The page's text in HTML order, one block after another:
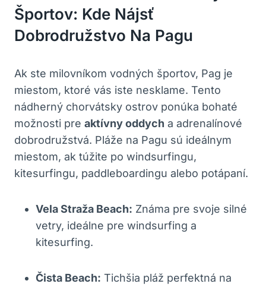
Športov: Kde Nájsť
Dobrodružstvo Na Pagu
Ak ste milovníkom vodných športov, Pag je
miestom, ktoré vás iste nesklame. Tento
nádherný chorvátsky ostrov ponúka bohaté
možnosti pre aktívny oddych a adrenalínové
dobrodružstvá. Pláže na Pagu sú ideálnym
miestom, ak túžite po windsurfingu,
kitesurfingu, paddleboardingu alebo potápaní.
Vela Straža Beach: Známa pre svoje silné
vetry, ideálne pre windsurfing a
kitesurfing.
Čista Beach: Tichšia pláž perfektná na